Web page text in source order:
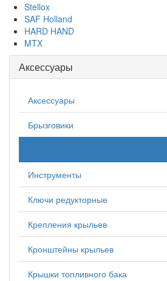
Stellox
SAF Holland
HARD HAND
MTX
Аксессуары
Аксессуары
Брызговики
Инструменты
Ключи редукторные
Крепления крыльев
Кронштейны крыльев
Крышки топливного бака